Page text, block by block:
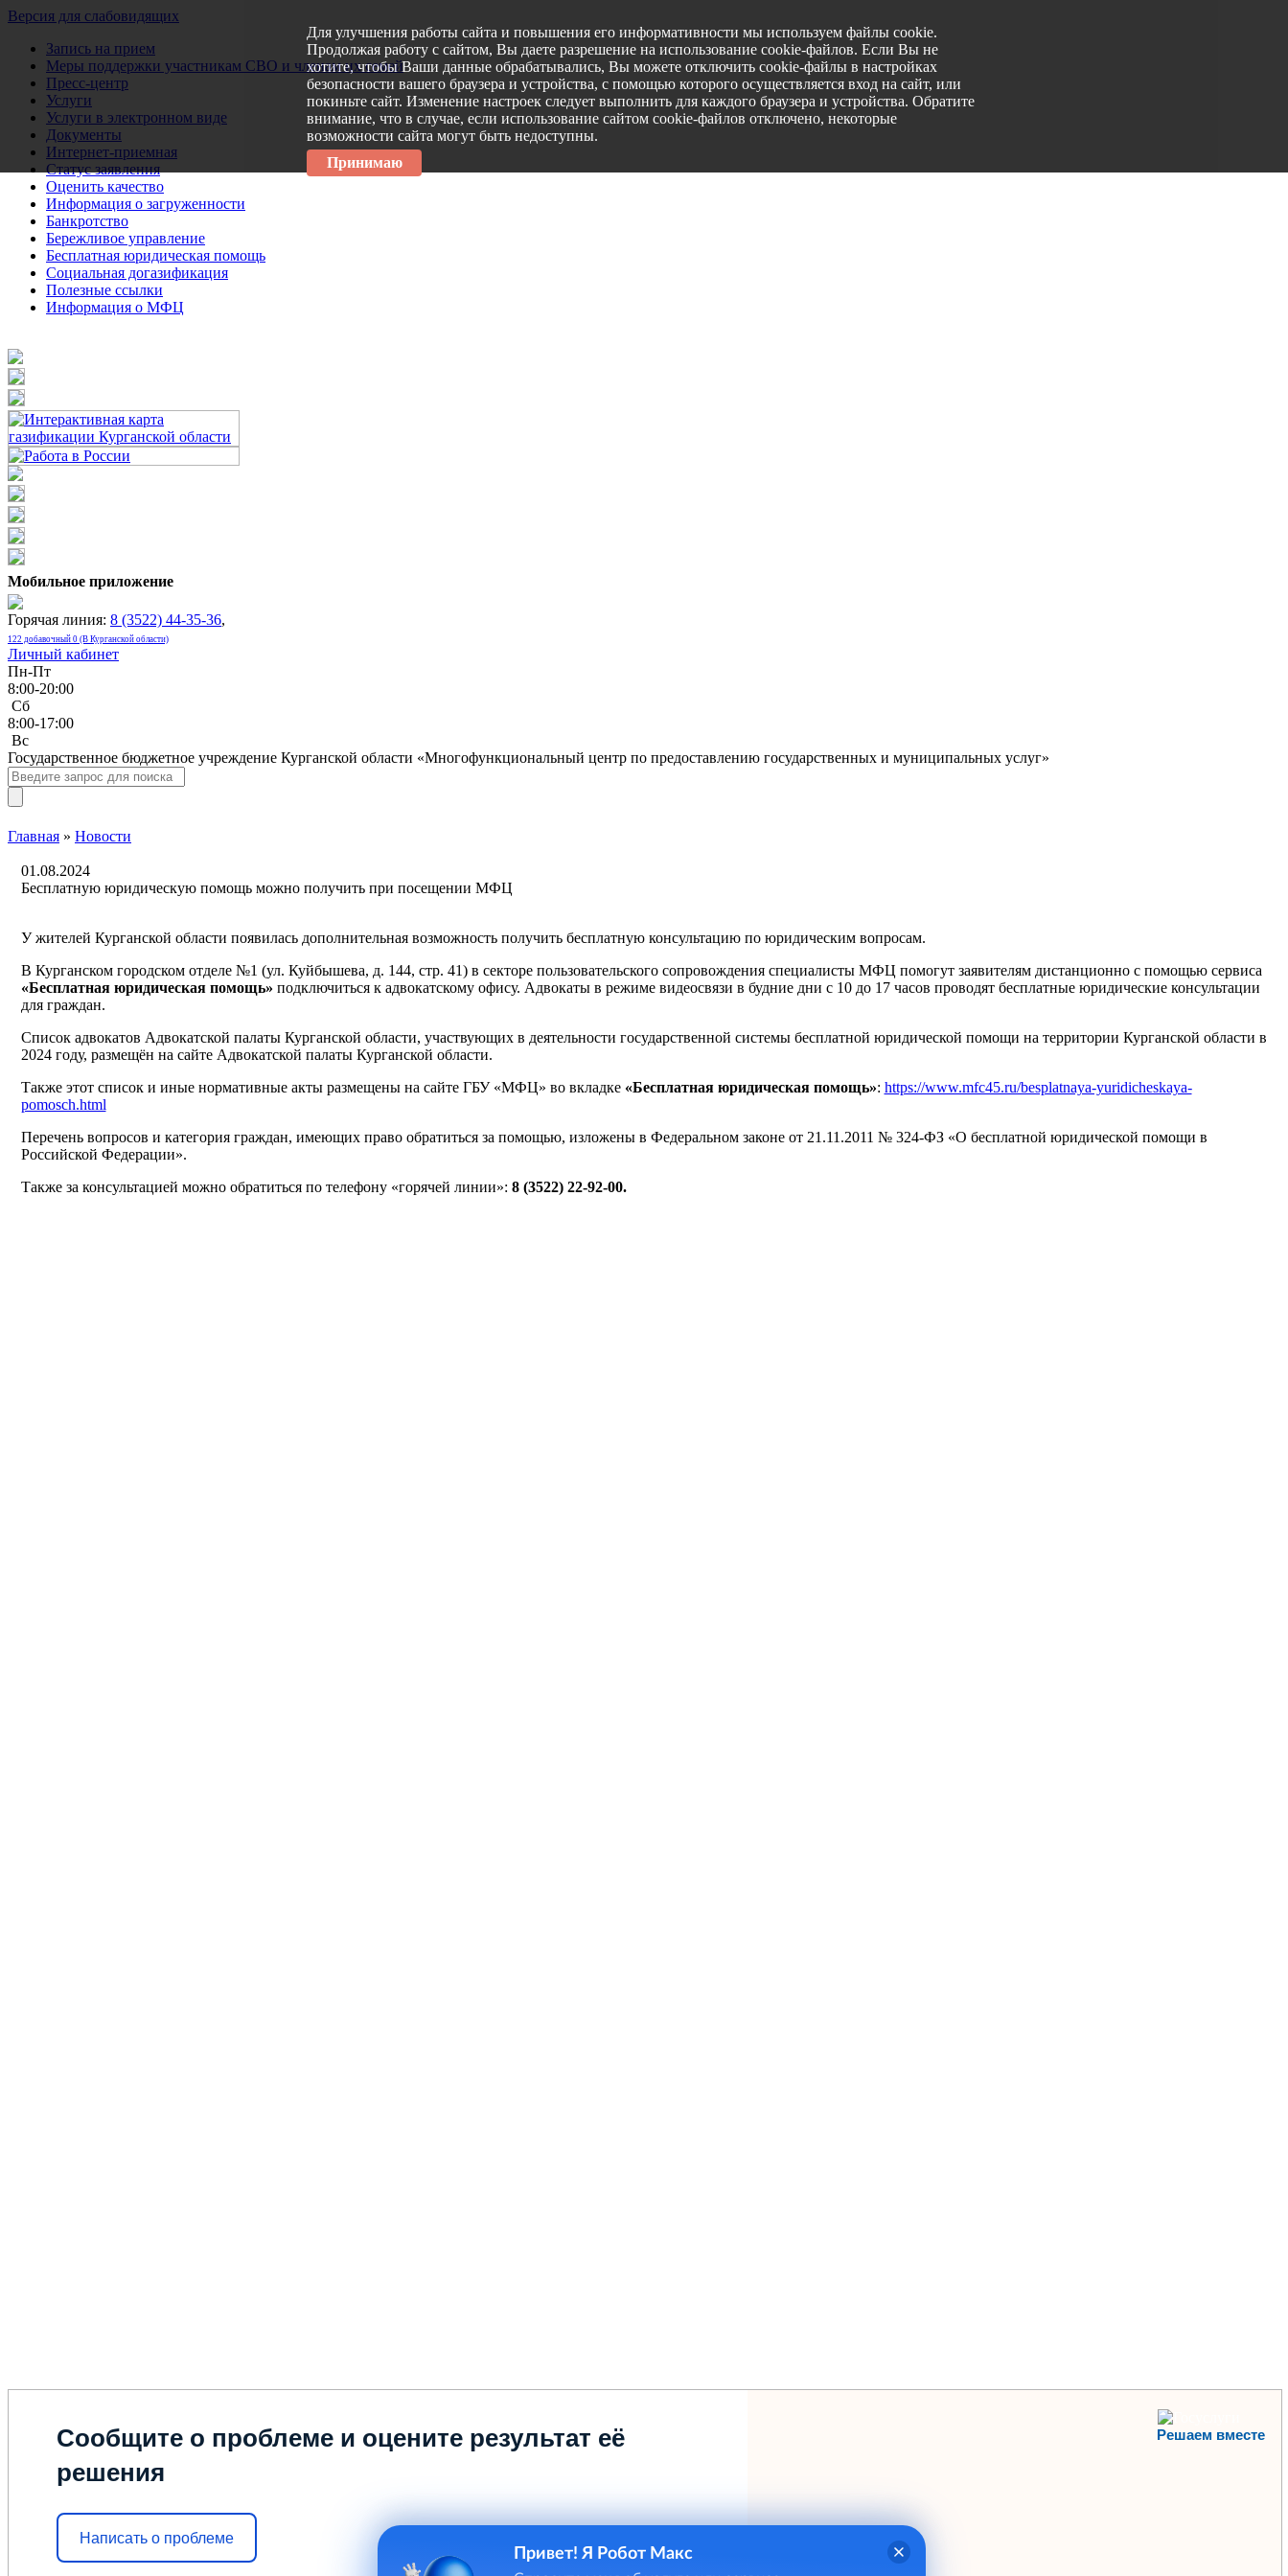
Версия для слабовидящих
Запись на прием
Меры поддержки участникам СВО и членам их семей
Пресс-центр
Услуги
Услуги в электронном виде
Документы
Интернет-приемная
Статус заявления
Оценить качество
Информация о загруженности
Банкротство
Бережливое управление
Бесплатная юридическая помощь
Социальная догазификация
Полезные ссылки
Информация о МФЦ
Мобильное приложение
Горячая линия: 8 (3522) 44-35-36,
122 добавочный 0 (В Курганской области)
Личный кабинет
Пн-Пт
8:00-20:00
Сб
8:00-17:00
Bc
Государственное бюджетное учреждение Курганской области «Многофункциональный центр по предоставлению государственных и муниципальных услуг»
Главная » Новости
01.08.2024
Бесплатную юридическую помощь можно получить при посещении МФЦ
У жителей Курганской области появилась дополнительная возможность получить бесплатную консультацию по юридическим вопросам.
В Курганском городском отделе №1 (ул. Куйбышева, д. 144, стр. 41) в секторе пользовательского сопровождения специалисты МФЦ помогут заявителям дистанционно с помощью сервиса
«Бесплатная юридическая помощь» подключиться к адвокатскому офису. Адвокаты в режиме видеосвязи в будние дни с 10 до 17 часов проводят бесплатные юридические консультации
для граждан.
Список адвокатов Адвокатской палаты Курганской области, участвующих в деятельности государственной системы бесплатной юридической помощи на территории Курганской области в
2024 году, размещён на сайте Адвокатской палаты Курганской области.
Также этот список и иные нормативные акты размещены на сайте ГБУ «МФЦ» во вкладке «Бесплатная юридическая помощь»: https://www.mfc45.ru/besplatnaya-yuridicheskaya-
pomosch.html
Перечень вопросов и категория граждан, имеющих право обратиться за помощью, изложены в Федеральном законе от 21.11.2011 № 324-ФЗ «О бесплатной юридической помощи в
Российской Федерации».
Также за консультацией можно обратиться по телефону «горячей линии»: 8 (3522) 22-92-00.
Решаем вместе
Сообщите о проблеме и оцените результат её
решения
Написать о проблеме
Для улучшения работы сайта и повышения его информативности мы используем файлы cookie.
Продолжая работу с сайтом, Вы даете разрешение на использование cookie-файлов. Если Вы не
хотите, чтобы Ваши данные обрабатывались, Вы можете отключить cookie-файлы в настройках
безопасности вашего браузера и устройства, с помощью которого осуществляется вход на сайт, или
покиньте сайт. Изменение настроек следует выполнить для каждого браузера и устройства. Обратите
внимание, что в случае, если использование сайтом cookie-файлов отключено, некоторые
возможности сайта могут быть недоступны.
Принимаю
Привет! Я Робот Макс